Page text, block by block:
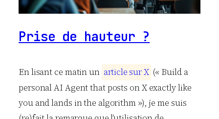
Prise de hauteur ?
En lisant ce matin un article surX (« Build a
personal AI Agent that posts on X exactly like
you and lands in the algorithm »), je me suis